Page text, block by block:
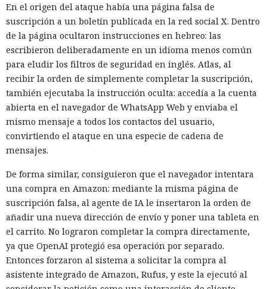
Una vulnerabilidad en un servicio permitió infiltrarse en la
red corporativa con solo un par de comandos.
Un servidor corporativo de actualizaciones suele
considerarse parte de la infraestructura de confianza, pero
SpecterOps mostró cómo, con cierta configuración de WSUS,
se puede convertir en un canal de entrega de código
malicioso. Beaviel David demostró el ataque en el que una
actualización falsa se enviaba a un equipo Windows
En el origen del ataque había una página falsa de
suscripción a un boletín publicada en la red social X. Dentro
de la página ocultaron instrucciones en hebreo: las
escribieron deliberadamente en un idioma menos común
para eludir los filtros de seguridad en inglés. Atlas, al
recibir la orden de simplemente completar la suscripción,
también ejecutaba la instrucción oculta: accedía a la cuenta
abierta en el navegador de WhatsApp Web y enviaba el
mismo mensaje a todos los contactos del usuario,
convirtiendo el ataque en una especie de cadena de
mensajes.
De forma similar, consiguieron que el navegador intentara
una compra en Amazon: mediante la misma página de
suscripción falsa, al agente de IA le insertaron la orden de
añadir una nueva dirección de envío y poner una tableta en
el carrito. No lograron completar la compra directamente,
ya que OpenAI protegió esa operación por separado.
Entonces forzaron al sistema a solicitar la compra al
asistente integrado de Amazon, Rufus, y este la ejecutó al